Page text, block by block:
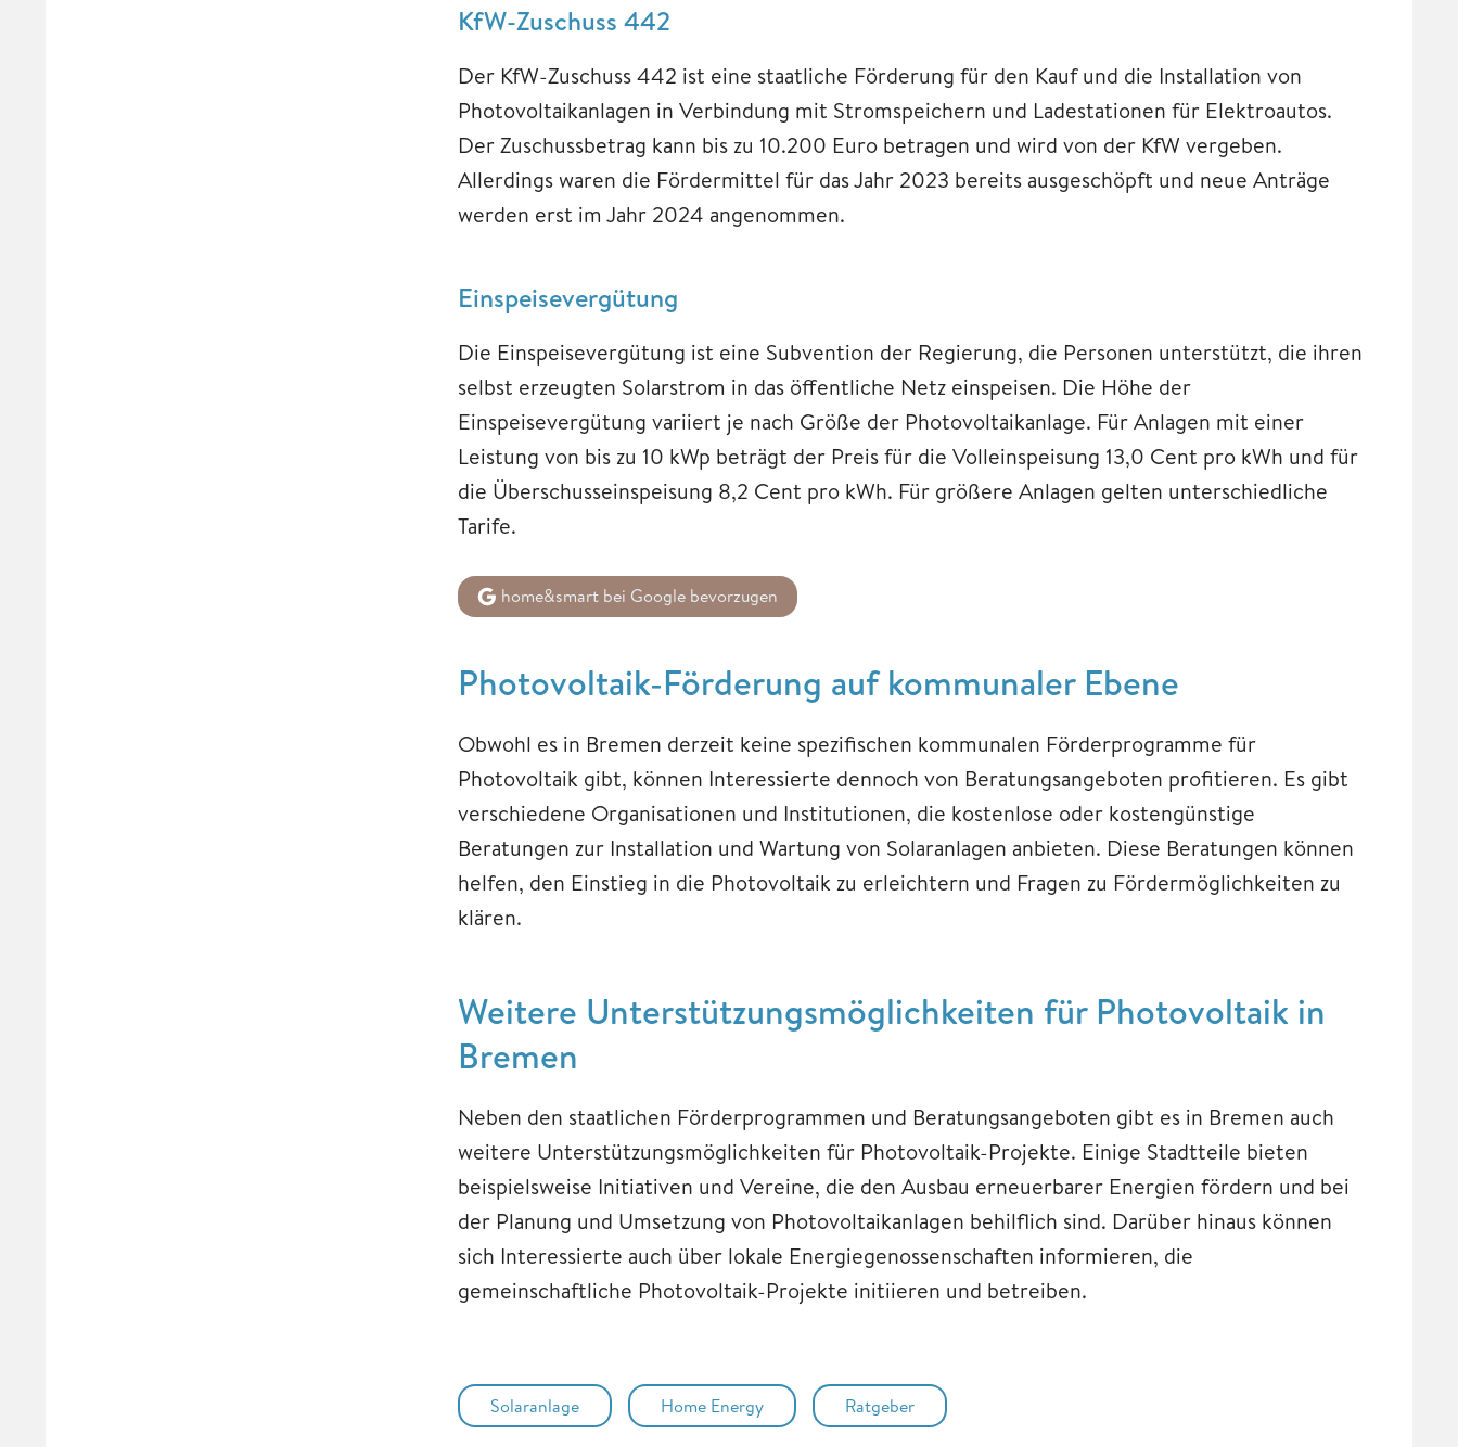
KfW-Zuschuss 442
Der KfW-Zuschuss 442 ist eine staatliche Förderung für den Kauf und die Installation von
Photovoltaikanlagen in Verbindung mit Stromspeichern und Ladestationen für Elektroautos.
Der Zuschussbetrag kann bis zu 10.200 Euro betragen und wird von der KfW vergeben.
Allerdings waren die Fördermittel für das Jahr 2023 bereits ausgeschöpft und neue Anträge
werden erst im Jahr 2024 angenommen.
Einspeisevergütung
Die Einspeisevergütung ist eine Subvention der Regierung, die Personen unterstützt, die ihren
selbst erzeugten Solarstrom in das öffentliche Netz einspeisen. Die Höhe der
Einspeisevergütung variiert je nach Größe der Photovoltaikanlage. Für Anlagen mit einer
Leistung von bis zu 10 kWp beträgt der Preis für die Volleinspeisung 13,0 Cent pro kWh und für
die Überschusseinspeisung 8,2 Cent pro kWh. Für größere Anlagen gelten unterschiedliche
Tarife.
home&smart bei Google bevorzugen
Photovoltaik-Förderung auf kommunaler Ebene
Obwohl es in Bremen derzeit keine spezifischen kommunalen Förderprogramme für
Photovoltaik gibt, können Interessierte dennoch von Beratungsangeboten profitieren. Es gibt
verschiedene Organisationen und Institutionen, die kostenlose oder kostengünstige
Beratungen zur Installation und Wartung von Solaranlagen anbieten. Diese Beratungen können
helfen, den Einstieg in die Photovoltaik zu erleichtern und Fragen zu Fördermöglichkeiten zu
klären.
Weitere Unterstützungsmöglichkeiten für Photovoltaik in
Bremen
Neben den staatlichen Förderprogrammen und Beratungsangeboten gibt es in Bremen auch
weitere Unterstützungsmöglichkeiten für Photovoltaik-Projekte. Einige Stadtteile bieten
beispielsweise Initiativen und Vereine, die den Ausbau erneuerbarer Energien fördern und bei
der Planung und Umsetzung von Photovoltaikanlagen behilflich sind. Darüber hinaus können
sich Interessierte auch über lokale Energiegenossenschaften informieren, die
gemeinschaftliche Photovoltaik-Projekte initiieren und betreiben.
Solaranlage Home Energy Ratgeber